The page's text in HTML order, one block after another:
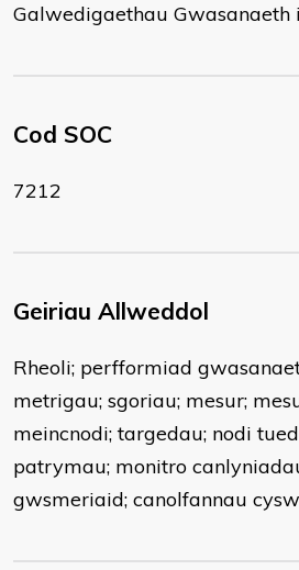
Galwedigaethau Gwasanaeth
Cod SOC
7212
Geiriau Allweddol
Rheoli; perfformiad
metrigau; sgoriau; mesur;
meincnodi; targedau; nodi
patrymau; monitro
gwsmeriaid; canolfannau